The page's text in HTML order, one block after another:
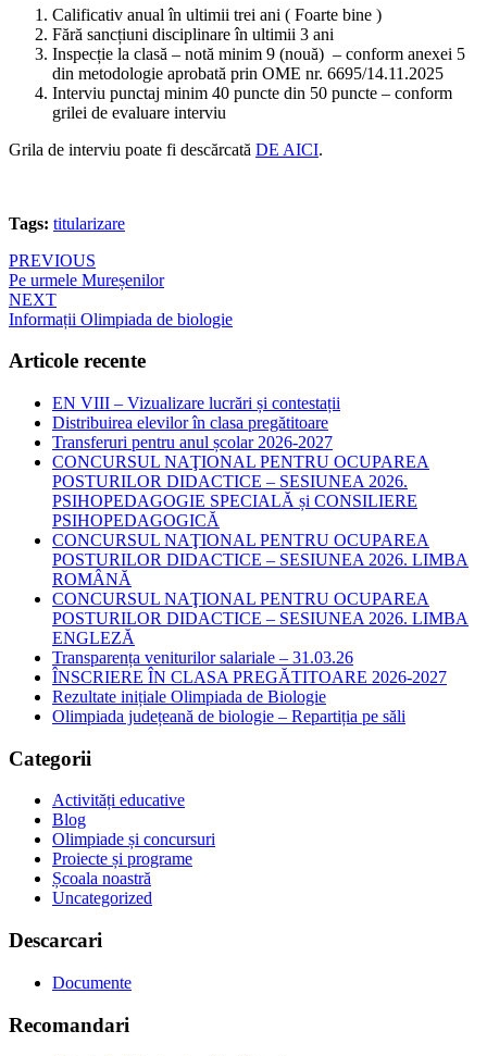
Calificativ anual în ultimii trei ani ( Foarte bine )
Fără sancțiuni disciplinare în ultimii 3 ani
Inspecție la clasă – notă minim 9 (nouă) – conform anexei 5
din metodologie aprobată prin OME nr. 6695/14.11.2025
Interviu punctaj minim 40 puncte din 50 puncte – conform
grilei de evaluare interviu
Grila de interviu poate fi descărcată DE AICI.
Tags: titularizare
Navigare
în
articole
PREVIOUS
Pe urmele Mureșenilor
NEXT
Informații Olimpiada de biologie
Articole recente
EN VIII – Vizualizare lucrări și contestații
Distribuirea elevilor în clasa pregătitoare
Transferuri pentru anul școlar 2026-2027
CONCURSUL NAŢIONAL PENTRU OCUPAREA
POSTURILOR DIDACTICE – SESIUNEA 2026.
PSIHOPEDAGOGIE SPECIALĂ și CONSILIERE
PSIHOPEDAGOGICĂ
CONCURSUL NAŢIONAL PENTRU OCUPAREA
POSTURILOR DIDACTICE – SESIUNEA 2026. LIMBA
ROMÂNĂ
CONCURSUL NAŢIONAL PENTRU OCUPAREA
POSTURILOR DIDACTICE – SESIUNEA 2026. LIMBA
ENGLEZĂ
Transparența veniturilor salariale – 31.03.26
ÎNSCRIERE ÎN CLASA PREGĂTITOARE 2026-2027
Rezultate inițiale Olimpiada de Biologie
Olimpiada județeană de biologie – Repartiția pe săli
Categorii
Activități educative
Blog
Olimpiade și concursuri
Proiecte și programe
Școala noastră
Uncategorized
Descarcari
Documente
Recomandari